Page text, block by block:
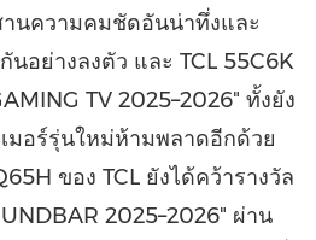
นความคมชัดอันน่าทึ่งและ
นอย่างลงตัว และ TCL 55C6K
TV 2025–2026" ทั้งยัง
มอร์รุ่นใหม่ห้ามพลาดอีกด้วย
ของ TCL ยังได้คว้ารางวัล
2025–2026" ผ่าน